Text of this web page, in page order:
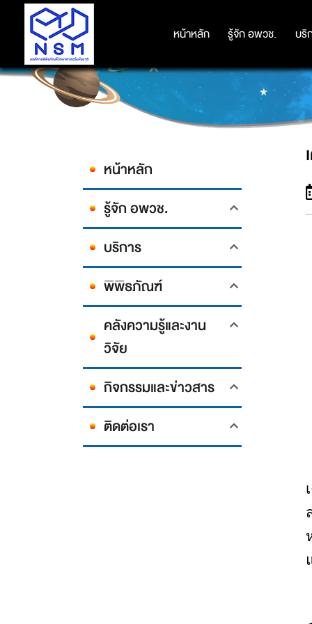
หน้าหลัก รู้จัก อพวช. บริ
หน้าหลัก รู้จัก อพวช. บริ
หน้าหลัก
รู้จัก อพวช.
บริการ
พิพิธภัณฑ์
คลังความรู้และงาน
วิจัย
กิจกรรมและข่าวสาร
ติดต่อเรา